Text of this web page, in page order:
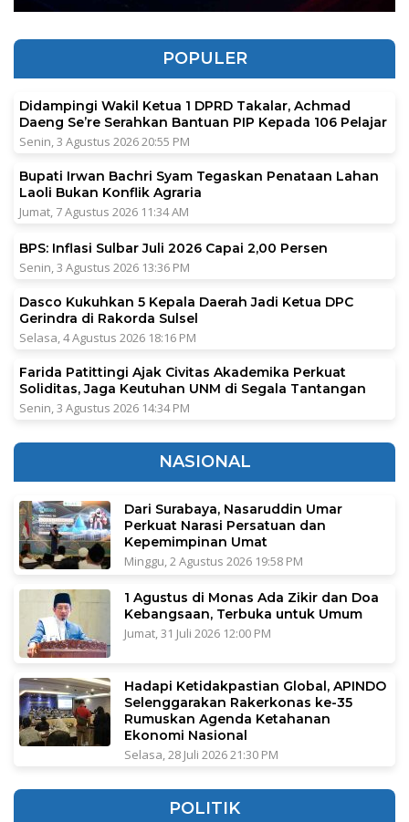
POPULER
Didampingi Wakil Ketua 1 DPRD Takalar, Achmad
Daeng Se’re Serahkan Bantuan PIP Kepada 106 Pelajar
Senin, 3 Agustus 2026 20:55 PM
Bupati Irwan Bachri Syam Tegaskan Penataan Lahan
Laoli Bukan Konflik Agraria
Jumat, 7 Agustus 2026 11:34 AM
BPS: Inflasi Sulbar Juli 2026 Capai 2,00 Persen
Senin, 3 Agustus 2026 13:36 PM
Dasco Kukuhkan 5 Kepala Daerah Jadi Ketua DPC
Gerindra di Rakorda Sulsel
Selasa, 4 Agustus 2026 18:16 PM
Farida Patittingi Ajak Civitas Akademika Perkuat
Soliditas, Jaga Keutuhan UNM di Segala Tantangan
Senin, 3 Agustus 2026 14:34 PM
NASIONAL
Dari Surabaya, Nasaruddin Umar
Perkuat Narasi Persatuan dan
Kepemimpinan Umat
Minggu, 2 Agustus 2026 19:58 PM
1 Agustus di Monas Ada Zikir dan Doa
Kebangsaan, Terbuka untuk Umum
Jumat, 31 Juli 2026 12:00 PM
Hadapi Ketidakpastian Global, APINDO
Selenggarakan Rakerkonas ke-35
Rumuskan Agenda Ketahanan
Ekonomi Nasional
Selasa, 28 Juli 2026 21:30 PM
POLITIK